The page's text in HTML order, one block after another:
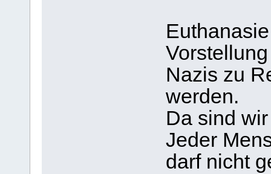
Nazis zu
werden.
Da sind
Jeder
darf